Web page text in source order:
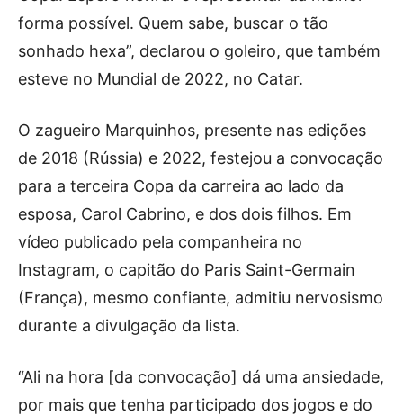
forma possível. Quem sabe, buscar o tão
sonhado hexa”, declarou o goleiro, que também
esteve no Mundial de 2022, no Catar.
O zagueiro Marquinhos, presente nas edições
de 2018 (Rússia) e 2022, festejou a convocação
para a terceira Copa da carreira ao lado da
esposa, Carol Cabrino, e dos dois filhos. Em
vídeo publicado pela companheira no
Instagram, o capitão do Paris Saint-Germain
(França), mesmo confiante, admitiu nervosismo
durante a divulgação da lista.
“Ali na hora [da convocação] dá uma ansiedade,
por mais que tenha participado dos jogos e do